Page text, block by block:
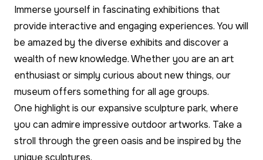
Immerse yourself in fascinating exhibitions that
provide interactive and engaging experiences. You will
be amazed by the diverse exhibits and discover a
wealth of new knowledge. Whether you are an art
enthusiast or simply curious about new things, our
museum offers something for all age groups.
One highlight is our expansive sculpture park, where
you can admire impressive outdoor artworks. Take a
stroll through the green oasis and be inspired by the
unique sculptures.